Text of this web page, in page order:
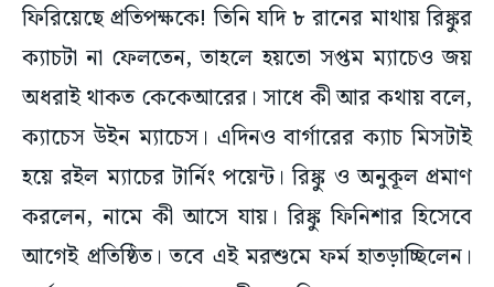
ফিরিয়েছে প্রতিপক্ষকে! তিনি যদি ৮ রানের মাথায় রিঙ্কুর
ক্যাচটা না ফেলতেন, তাহলে হয়তো সপ্তম ম্যাচেও জয়
অধরাই থাকত কেকেআরের। সাধে কী আর কথায় বলে,
ক্যাচেস উইন ম্যাচেস। এদিনও বার্গারের ক্যাচ মিসটাই
হয়ে রইল ম্যাচের টার্নিং পয়েন্ট। রিঙ্কু ও অনুকূল প্রমাণ
করলেন, নামে কী আসে যায়। রিঙ্কু ফিনিশার হিসেবে
আগেই প্রতিষ্ঠিত। তবে এই মরশুমে ফর্ম হাতড়াচ্ছিলেন।